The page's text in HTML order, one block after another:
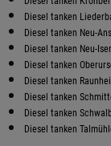
Diesel tanken
Diesel tanken Neu-
Diesel tanken Neu-
Diesel tanken
Diesel tanken
Diesel tanken
Diesel tanken
Diesel tanken